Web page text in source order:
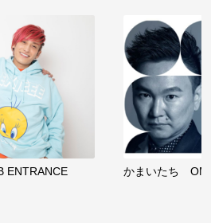
ENTRANCE かまいたち